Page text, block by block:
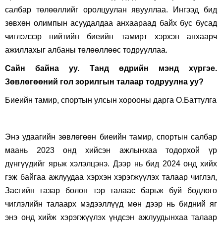
салбар төлөөллийг оролцуулан явууллаа. Ингээд бид
зөвхөн олимпын асуудалдаа анхаараад байх бус бусад
чиглэлээр нийтийн биеийн тамирт хэрхэн анхаарч
ажиллахыг албаны төлөөллөөс тодрууллаа.
Сайн байна уу. Танд өдрийн мэнд хүргэе.
Зөвлөгөөний гол зорилгын талаар тодруулна уу?
Биеийн тамир, спортын улсын хорооны дарга О.Баттулга
Энэ удаагийн зөвлөгөөн биеийн тамир, спортын салбар
маань 2023 онд хийсэн ажлынхаа тодорхой үр
дүнгүүдийг ярьж хэлэлцэнэ. Дээр нь бид 2024 онд хийх
гэж байгаа ажлуудаа хэрхэн хэрэгжүүлэх талаар чиглэл,
Засгийн газар болон тэр талаас барьж буй бодлого
чиглэлийн талаарх мэдээллүүд мөн дээр нь бидний яг
энэ онд хийж хэрэгжүүлэх үндсэн ажлуудынхаа талаар